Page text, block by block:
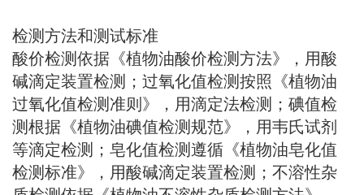
检测方法和测试标准
酸价检测依据《植物油酸价检测方法》，用酸
碱滴定装置检测；过氧化值检测按照《植物油
过氧化值检测准则》，用滴定法检测；碘值检
测根据《植物油碘值检测规范》，用韦氏试剂
等滴定检测；皂化值检测遵循《植物油皂化值
检测标准》，用酸碱滴定装置检测；不溶性杂